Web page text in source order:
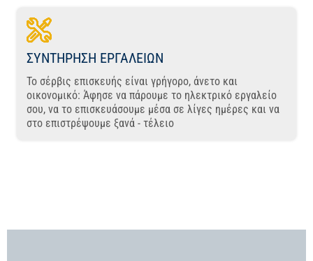
ΣΥΝΤΗΡΗΣΗ ΕΡΓΑΛΕΙΩΝ
Το σέρβις επισκευής είναι γρήγορο, άνετο και
οικονομικό: Άφησε να πάρουμε το ηλεκτρικό εργαλείο
σου, να το επισκευάσουμε μέσα σε λίγες ημέρες και να
στο επιστρέψουμε ξανά - τέλειο